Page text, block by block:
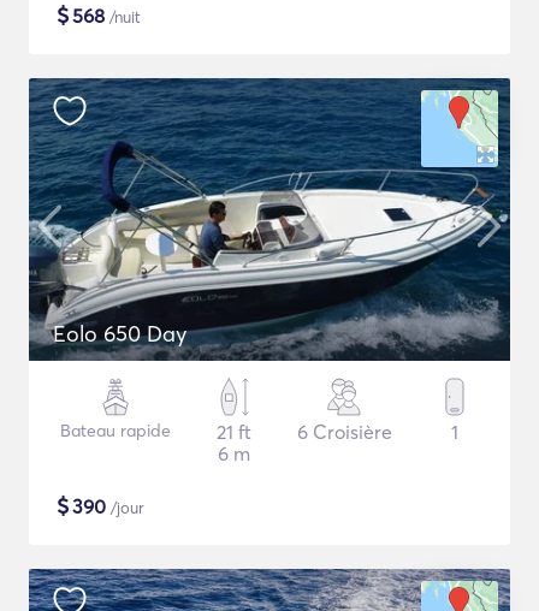
$568 /nuit
Eolo 650 Day
Bateau rapide
21 ft
6 m
6 Croisière 1
$390 /jour